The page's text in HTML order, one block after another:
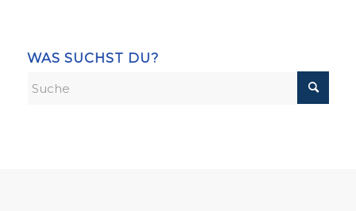
WAS SUCHST DU?